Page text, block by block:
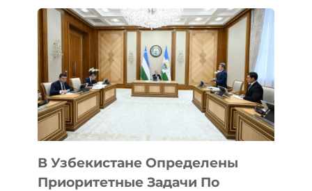
В Узбекистане Определены
Приоритетные Задачи По